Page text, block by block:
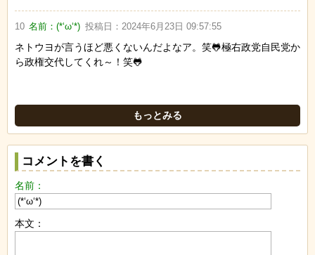
10 名前：(*‘ω‘*) 投稿日： 2024年6月23日 09:57:55
ネトウヨが言うほど悪くないんだよなア。笑🐸極右政党自民党か
ら政権交代してくれ～！笑🐸
もっとみる
コメントを書く
名前：
本文：